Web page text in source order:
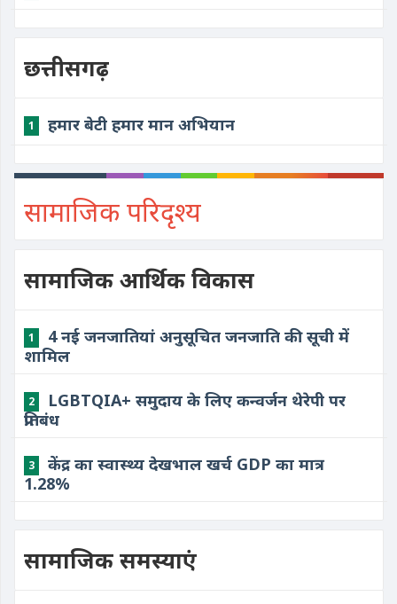
छत्तीसगढ़
1 हमार बेटी हमार मान अभियान
सामाजिक परिदृश्य
सामाजिक आर्थिक विकास
1
4 नई जनजातियां अनुसूचित जनजाति की सूची में
शामिल
2
LGBTQIA+ समुदाय के लिए कन्वर्जन थेरेपी पर
प्रतिबंध
3
केंद्र का स्वास्थ्य देखभाल खर्च GDP का मात्र
1.28%
सामाजिक समस्याएं